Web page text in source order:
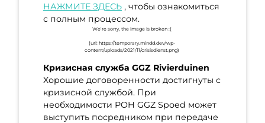
НАЖМИТЕ ЗДЕСЬ , чтобы ознакомиться
с полным процессом.
Кризисная служба GGZ Rivierduinen
Хорошие договоренности достигнуты с
кризисной службой. При
необходимости POH GGZ Spoed может
выступить посредником при передаче